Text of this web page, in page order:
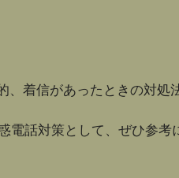
、着信があったときの対処
電話対策として、ぜひ参考